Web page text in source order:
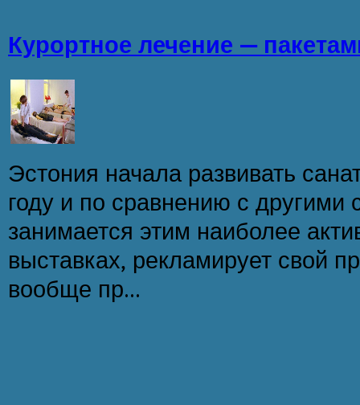
Курортное лечение —
Эстония начала развивать
году и по сравнению с другими
занимается этим наиболее
выставках, рекламирует свой
вообще пр...